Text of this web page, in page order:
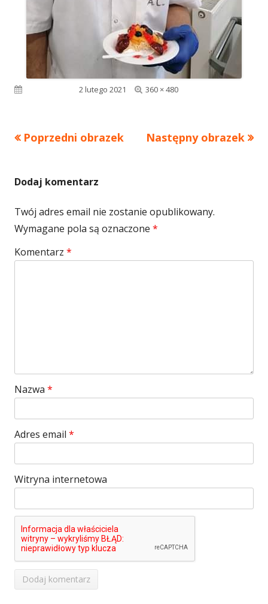
Opublikowano2 lutego 2021
Pełny
360 × 480
Poprzedni obrazek Następny obrazek
Dodaj komentarz
Twój adres email nie zostanie opublikowany.
Wymagane pola są oznaczone *
Komentarz *
Nazwa *
Adres email *
Witryna internetowa